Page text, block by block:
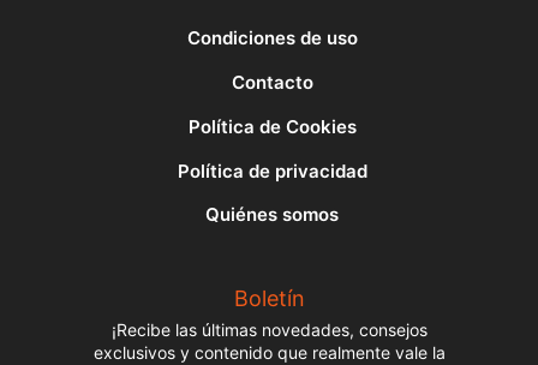
Condiciones de uso
Contacto
Política de Cookies
Política de privacidad
Quiénes somos
Boletín
¡Recibe las últimas novedades, consejos
exclusivos y contenido que realmente vale la